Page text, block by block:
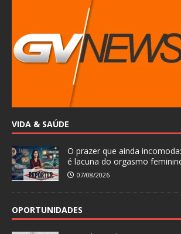
VIDA & SAÚDE
O prazer que ainda
é lacuna do orgasmo
07/08/2026
OPORTUNIDADES